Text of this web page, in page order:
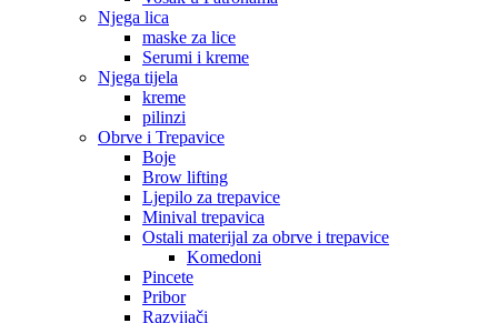
Njega lica
maske za lice
Serumi i kreme
Njega tijela
kreme
pilinzi
Obrve i Trepavice
Boje
Brow lifting
Ljepilo za trepavice
Minival trepavica
Ostali materijal za obrve i trepavice
Komedoni
Pincete
Pribor
Razvijači